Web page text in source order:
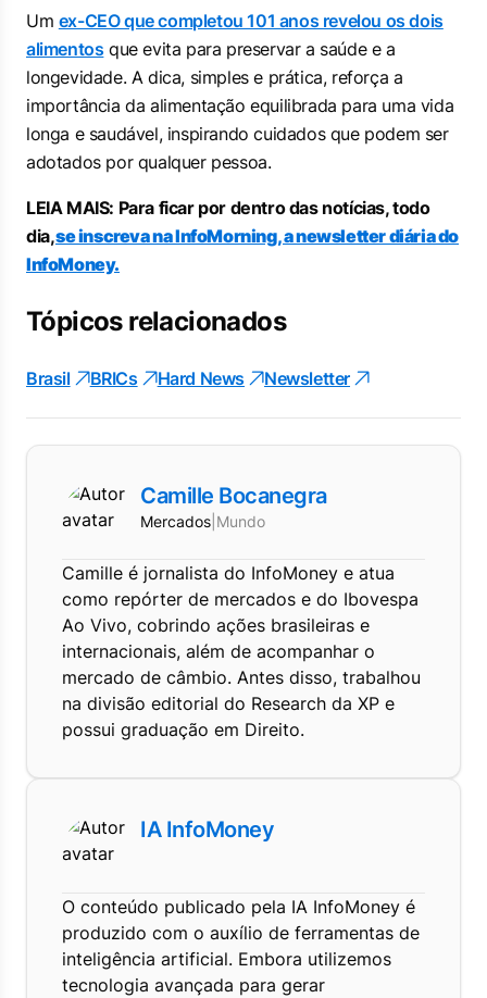
Um ex-CEO que completou 101 anos revelou os dois
alimentosque evita para preservar a saúde e a
longevidade. A dica, simples e prática, reforça a
importância da alimentação equilibrada para uma vida
longa e saudável, inspirando cuidados que podem ser
adotados por qualquer pessoa.
LEIA MAIS: Para ficar por dentro das notícias, todo
dia,se inscreva na InfoMorning, a newsletter diária do
InfoMoney.
Tópicos relacionados
Brasil BRICs Hard News Newsletter
Camille Bocanegra
Mercados Mundo
Camille é jornalista do InfoMoney e atua
como repórter de mercados e do Ibovespa
Ao Vivo, cobrindo ações brasileiras e
internacionais, além de acompanhar o
mercado de câmbio. Antes disso, trabalhou
na divisão editorial do Research da XP e
possui graduação em Direito.
IA InfoMoney
O conteúdo publicado pela IA InfoMoney é
produzido com o auxílio de ferramentas de
inteligência artificial. Embora utilizemos
tecnologia avançada para gerar